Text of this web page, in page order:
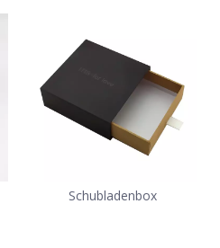
Schubladenbox